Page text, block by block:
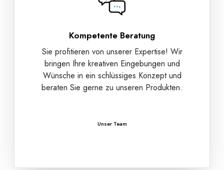
Kompetente Beratung
Sie profitieren von unserer Expertise! Wir
bringen Ihre kreativen Eingebungen und
Wünsche in ein schlüssiges Konzept und
beraten Sie gerne zu unseren Produkten.
Unser Team